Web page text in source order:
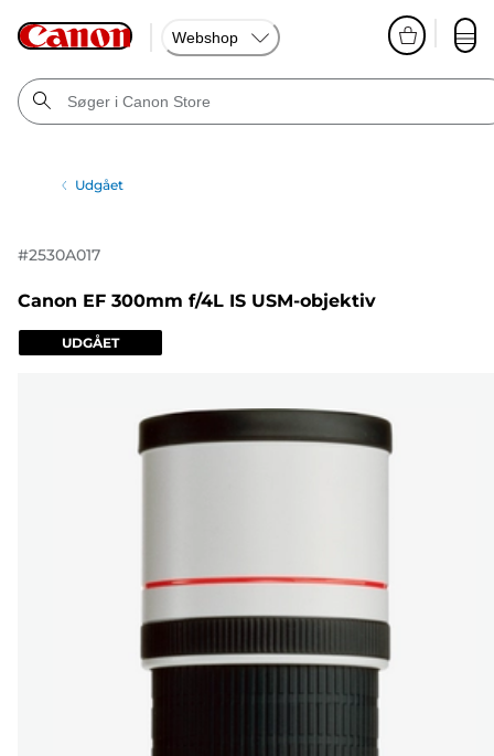
Webshop
Udgået
#2530A017
Canon EF 300mm f/4L IS USM-objektiv
UDGÅET